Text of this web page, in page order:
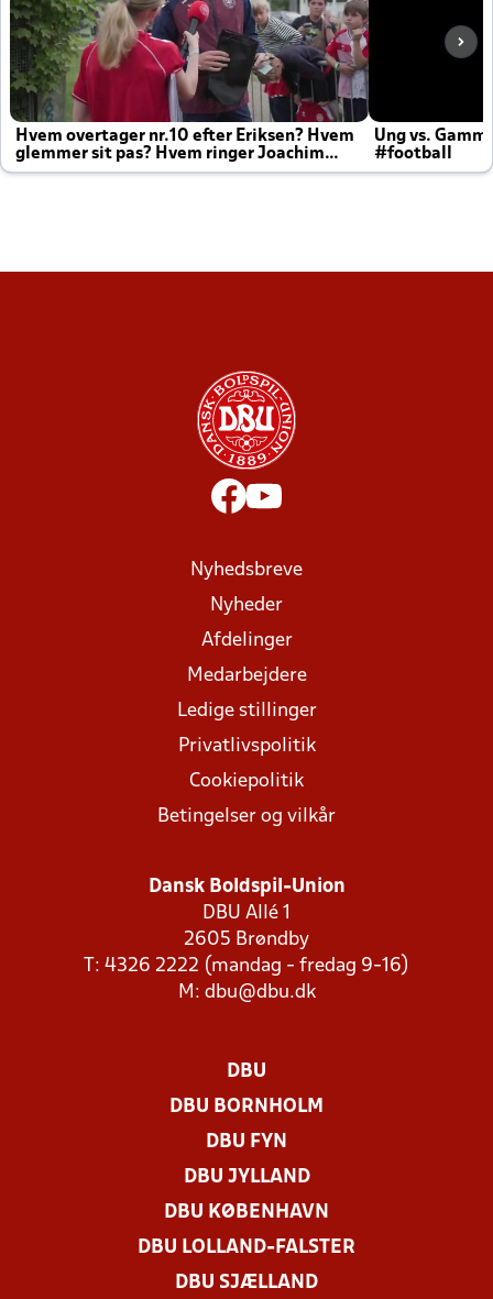
Hvem overtager nr.10 efter Eriksen? Hvem
glemmer sit pas? Hvem ringer Joachim
altid til efter kampe?
Ung vs.
#football
Nyhedsbreve
Nyheder
Afdelinger
Medarbejdere
Ledige stillinger
Privatlivspolitik
Cookiepolitik
Betingelser og vilkår
Dansk Boldspil-Union
DBU Allé 1
2605 Brøndby
T: 4326 2222 (mandag - fredag 9-16)
M: dbu@dbu.dk
DBU
DBU BORNHOLM
DBU FYN
DBU JYLLAND
DBU KØBENHAVN
DBU LOLLAND-FALSTER
DBU SJÆLLAND